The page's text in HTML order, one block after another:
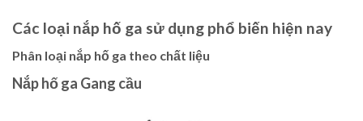
Các loại nắp hố ga sử dụng phổ biến hiện nay
Phân loại nắp hố ga theo chất liệu
Nắp hố ga Gang cầu